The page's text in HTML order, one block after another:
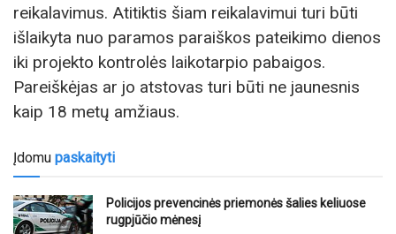
reikalavimus. Atitiktis šiam reikalavimui turi būti
išlaikyta nuo paramos paraiškos pateikimo dienos
iki projekto kontrolės laikotarpio pabaigos.
Pareiškėjas ar jo atstovas turi būti ne jaunesnis
kaip 18 metų amžiaus.
Įdomu paskaityti
Policijos prevencinės priemonės šalies keliuose
rugpjūčio mėnesį